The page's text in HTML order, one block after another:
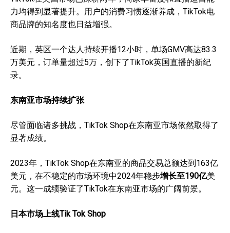
力均得到显著提升。用户的消费习惯逐渐养成，TikTok电
商品牌的知名度也日益增强。
近期，英区一个达人持续开播12小时，单场GMV高达83.3
万美元，订单量超过5万，创下了TikTok英国直播的新纪
录。
东南亚市场持续扩张
尽管面临诸多挑战，TikTok Shop在东南亚市场依然取得了
显著成绩。
2023年，TikTok Shop在东南亚的商品交易总额达到163亿
美元，在不稳定的市场环境中2024年稳步增长至190亿美
元。这一成绩验证了TikTok在东南亚市场的广阔前景。
日本市场上线Tik Tok Shop